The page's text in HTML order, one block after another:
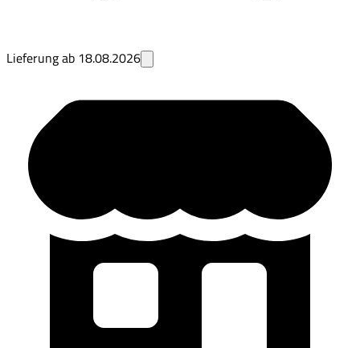
Lieferung ab 18.08.2026